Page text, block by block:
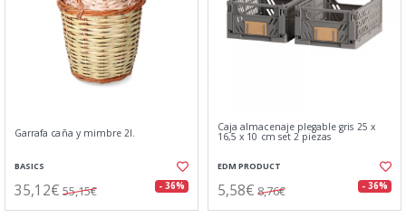
Garrafa caña y mimbre 2l.
BASICS
35,12€ 55,15€ - 36%
Caja almacenaje plegable gris 25 x
16,5 x 10 cm set 2 piezas
EDM PRODUCT
5,58€ 8,76€ - 36%